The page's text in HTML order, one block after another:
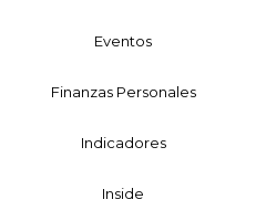
Eventos
Finanzas Personales
Indicadores
Inside